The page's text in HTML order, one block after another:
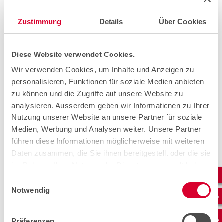
Zustimmung Details Über Cookies
Diese Website verwendet Cookies.
Wir verwenden Cookies, um Inhalte und Anzeigen zu
personalisieren, Funktionen für soziale Medien anbieten
zu können und die Zugriffe auf unsere Website zu
analysieren. Ausserdem geben wir Informationen zu Ihrer
Nutzung unserer Website an unsere Partner für soziale
Medien, Werbung und Analysen weiter. Unsere Partner
führen diese Informationen möglicherweise mit weiteren
Daten zusammen, die Sie ihnen bereitgestellt oder die sie
Notwendig
So eine umfangreiche Produkteinführung vonseiten
Swisscom muss gut vorbereitet werden, damit bei der
Umsetzung alles einwandfrei funktioniert. So wurde das
Branchen Gastronomie und Einzelhandel sowie mit
Anbieterinnen und Anbietern von persönlichen
Dienstleistungen pilotiert und mit dem Lieferanten
enfore weiterentwickelt.
Reto Baschera, Leiter Geschäftsfeld KMU bei Swisscom,
sagt dazu:
"Mit digitalen Bezahllösungen und Online-Shops ist das
Potenzial digitaler Möglichkeiten längst nicht
ausgeschöpft. Als Anbieterin für Telekommunikation und
IT verstehen wir KMU ganzheitlich und können ihnen
Das Aufgabenportfolio unseres Technikerteams